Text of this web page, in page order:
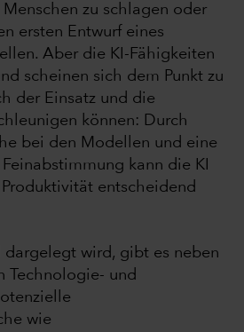
zu schlagen oder
ersten Entwurf eines
Aber die KI-Fähigkeiten
scheinen sich dem Punkt zu
der Einsatz und die
können: Durch
bei den Modellen und eine
kann die KI
entscheidend
wird, gibt es neben
Technologie- und
wie